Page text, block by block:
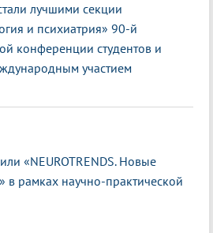
лучшими секции
и психиатрия» 90-й
конференции студентов и
участием
«NEUROTRENDS. Новые
в рамках научно-практической